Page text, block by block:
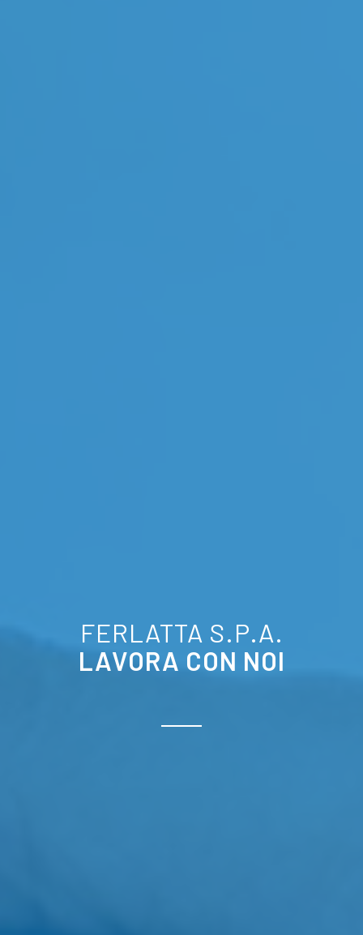
FERLATTA S.P.A.
LAVORA CON NOI